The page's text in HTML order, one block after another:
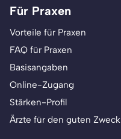
Für Praxen
Vorteile für Praxen
FAQ für Praxen
Basisangaben
Online-Zugang
Stärken-Profil
Ärzte für den guten Zweck